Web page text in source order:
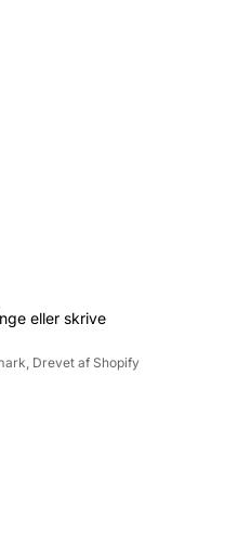
eller skrive
, Drevet af Shopify